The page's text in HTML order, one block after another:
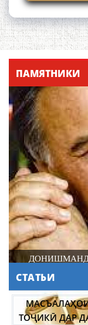
4-уми
шоири
ПАМЯТНИКИ
СТАТЬИ
ТОҶИКӢ ДАР